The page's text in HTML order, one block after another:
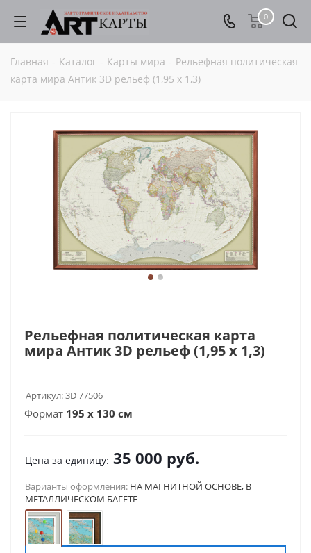
0
Главная - Каталог - Карты мира - Рельефная политическая
карта мира Антик 3D рельеф (1,95 х 1,3)
Рельефная политическая карта
мира Антик 3D рельеф (1,95 х 1,3)
Артикул:3D 77506
Формат 195 х 130 см
Цена за единицу: 35 000 руб.
Варианты оформления: НА МАГНИТНОЙ ОСНОВЕ, В
МЕТАЛЛИЧЕСКОМ БАГЕТЕ